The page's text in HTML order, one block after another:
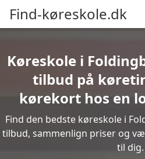
Find-køreskole.dk
Køreskole i
tilbud på
kørekort hos en
Find den bedste køreskole i
tilbud, sammenlign priser og
til dig.